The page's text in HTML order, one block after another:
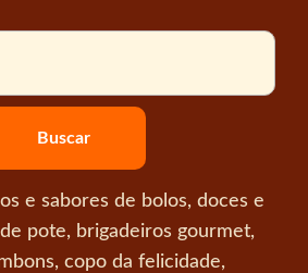
e sabores de bolos, doces e
pote, brigadeiros gourmet,
copo da felicidade,